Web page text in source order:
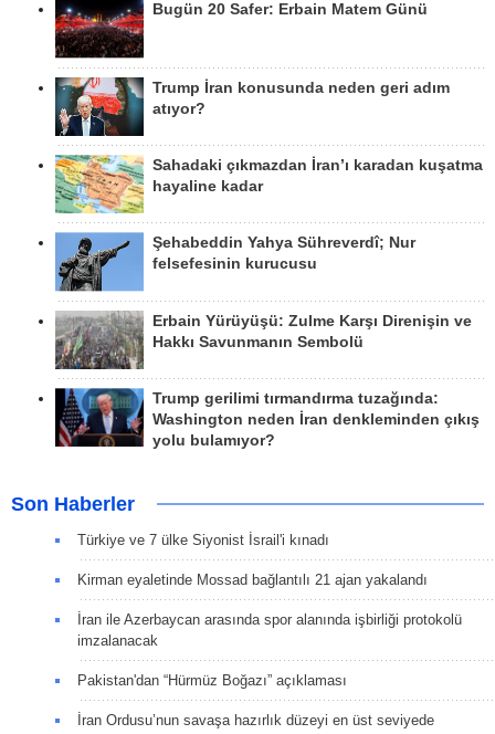
Bugün 20 Safer: Erbain Matem Günü
Trump İran konusunda neden geri adım
atıyor?
Sahadaki çıkmazdan İran’ı karadan kuşatma
hayaline kadar
Şehabeddin Yahya Sühreverdî; Nur
felsefesinin kurucusu
Erbain Yürüyüşü: Zulme Karşı Direnişin ve
Hakkı Savunmanın Sembolü
Trump gerilimi tırmandırma tuzağında:
Washington neden İran denkleminden çıkış
yolu bulamıyor?
Son Haberler
Türkiye ve 7 ülke Siyonist İsrail'i kınadı
Kirman eyaletinde Mossad bağlantılı 21 ajan yakalandı
İran ile Azerbaycan arasında spor alanında işbirliği protokolü
imzalanacak
Pakistan'dan “Hürmüz Boğazı” açıklaması
İran Ordusu’nun savaşa hazırlık düzeyi en üst seviyede